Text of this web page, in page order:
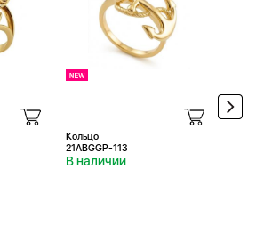
Кольцо
21ABGGP-113
В наличии